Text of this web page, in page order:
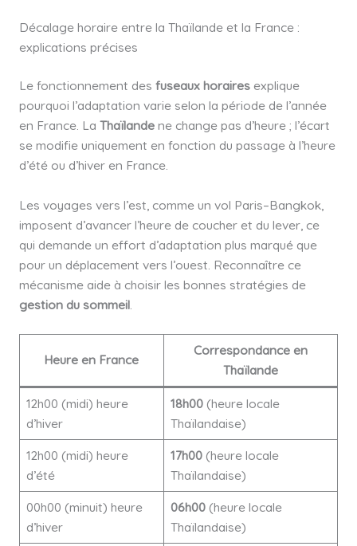
Décalage horaire entre la Thaïlande et la France :
explications précises
Le fonctionnement des fuseaux horairesexplique
pourquoi l’adaptation varie selon la période de l’année
en France. La Thaïlandene change pas d’heure ; l’écart
se modifie uniquement en fonction du passage à l’heure
d’été ou d’hiver en France.
Les voyages vers l’est, comme un vol Paris–Bangkok,
imposent d’avancer l’heure de coucher et du lever, ce
qui demande un effort d’adaptation plus marqué que
pour un déplacement vers l’ouest. Reconnaître ce
mécanisme aide à choisir les bonnes stratégies de
gestion du sommeil.
Heure en France
Correspondance en
Thaïlande
12h00 (midi) heure
d’hiver
18h00(heure locale
Thaïlandaise)
12h00 (midi) heure
d’été
17h00(heure locale
Thaïlandaise)
00h00 (minuit) heure
d’hiver
06h00(heure locale
Thaïlandaise)